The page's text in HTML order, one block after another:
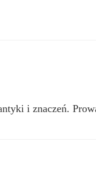
i znaczeń.